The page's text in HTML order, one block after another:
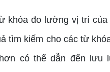
đo lường vị trí của
tìm kiếm cho các từ
có thể dẫn đến lưu